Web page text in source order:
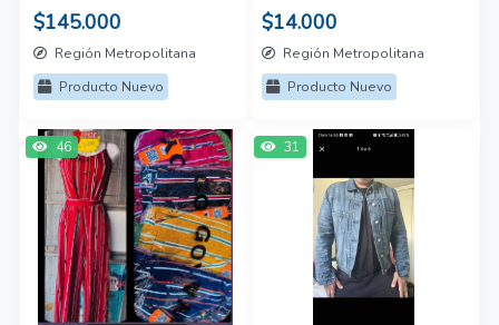
$145.000
Región Metropolitana
Producto Nuevo
$14.000
Región Metropolitana
Producto Nuevo
46 31